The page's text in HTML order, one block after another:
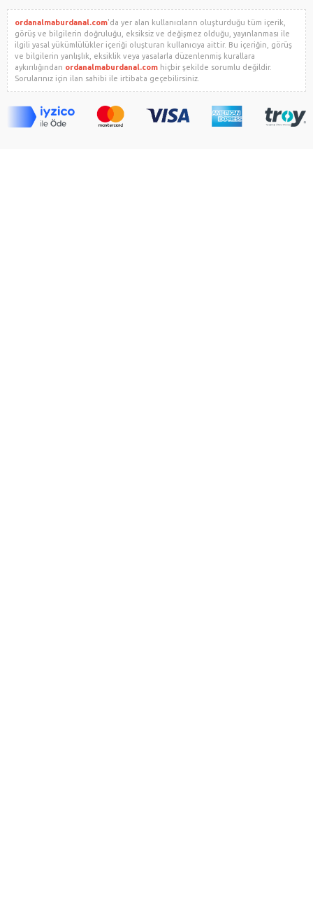
ordanalmaburdanal.com'da yer alan kullanıcıların oluşturduğu tüm içerik,
görüş ve bilgilerin doğruluğu, eksiksiz ve değişmez olduğu, yayınlanması ile
ilgili yasal yükümlülükler içeriği oluşturan kullanıcıya aittir. Bu içeriğin, görüş
ve bilgilerin yanlışlık, eksiklik veya yasalarla düzenlenmiş kurallara
aykırılığından ordanalmaburdanal.com hiçbir şekilde sorumlu değildir.
Sorularınız için ilan sahibi ile irtibata geçebilirsiniz.